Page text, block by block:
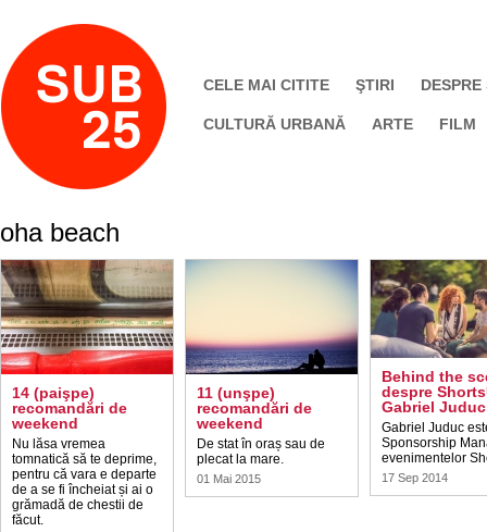
CELE MAI CITITE ŞTIRI DESPRE
CULTURĂ URBANĂ ARTE FILM
oha beach
14 (paişpe)
recomandări de
weekend
Nu lăsa vremea
tomnatică să te deprime,
pentru că vara e departe
de a se fi încheiat și ai o
grămadă de chestii de
făcut.
11 (unşpe)
recomandări de
weekend
De stat în oraș sau de
plecat la mare.
01 Mai 2015
Behind the
despre
Gabriel Juduc
Gabriel Juduc
Sponsorship
evenimentelor
17 Sep 2014